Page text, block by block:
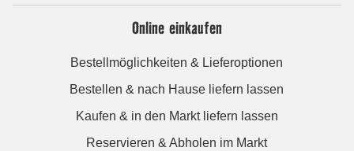
Online einkaufen
Bestellmöglichkeiten & Lieferoptionen
Bestellen & nach Hause liefern lassen
Kaufen & in den Markt liefern lassen
Reservieren & Abholen im Markt